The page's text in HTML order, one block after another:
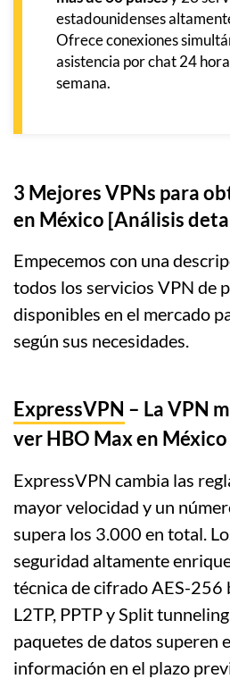
estadounidenses
Ofrece conexiones
asistencia por chat 24
semana.
3 Mejores VPNs para
en México [Análisis
Empecemos con una
todos los servicios VPN de
disponibles en el mercado
según sus necesidades.
ExpressVPN – La VPN
ver HBO Max en México
ExpressVPN cambia las
mayor velocidad y un
supera los 3.000 en total.
seguridad altamente
técnica de cifrado AES-256
L2TP, PPTP y Split
paquetes de datos superen
información en el plazo